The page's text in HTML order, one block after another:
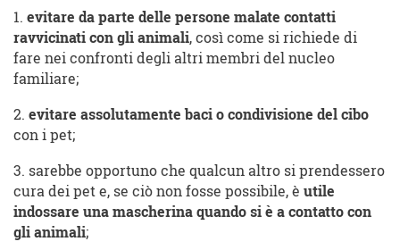
1. evitare da parte delle persone malate contatti
ravvicinati con gli animali, così come si richiede di
fare nei confronti degli altri membri del nucleo
familiare;
2. evitare assolutamente baci o condivisione del cibo
con i pet;
3. sarebbe opportuno che qualcun altro si prendessero
cura dei pet e, se ciò non fosse possibile, è utile
indossare una mascherina quando si è a contatto con
gli animali;